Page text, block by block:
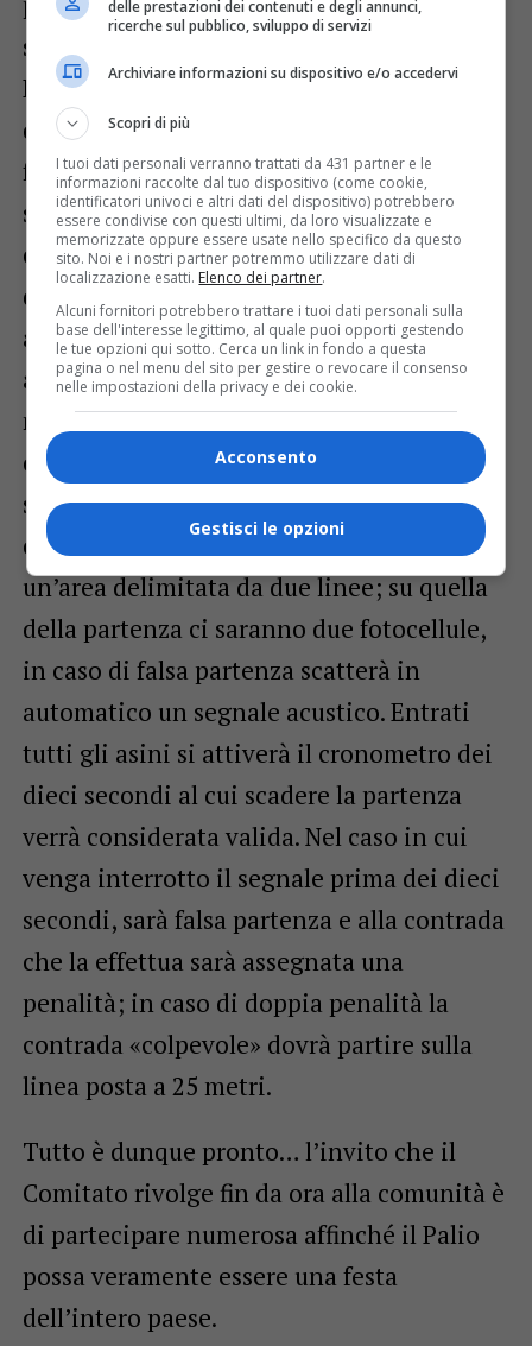
speaker William Bonandin e Daniele
Bovolenta, e dalla benedizione, da parte di
don Ambrogio, di drappo, asini, casacche e
fantini. Intorno alle 17, il via alla corsa che
si disputerà lungo la pista di atletica che
circonda il campo. Si dovranno effettuare
quattro giri del circuito in senso
antiorario. Come vi avevamo già
anticipato qualche tempo fa, quest’anno
non è più previsto l’allineamento al
canapo: la partenza avverrà in groppa,
senza palafrenieri: asini e fantini di ogni
contrada saranno chiamati ad entrare in
un’area delimitata da due linee; su quella
della partenza ci saranno due fotocellule,
in caso di falsa partenza scatterà in
automatico un segnale acustico. Entrati
tutti gli asini si attiverà il cronometro dei
dieci secondi al cui scadere la partenza
verrà considerata valida. Nel caso in cui
venga interrotto il segnale prima dei dieci
secondi, sarà falsa partenza e alla contrada
che la effettua sarà assegnata una
penalità; in caso di doppia penalità la
contrada «colpevole» dovrà partire sulla
linea posta a 25 metri.
Tutto è dunque pronto… l’invito che il
Comitato rivolge fin da ora alla comunità è
di partecipare numerosa affinché il Palio
possa veramente essere una festa
dell’intero paese.
delle prestazioni dei contenuti e degli annunci,
ricerche sul pubblico, sviluppo di servizi
Archiviare informazioni su dispositivo e/o accedervi
Scopri di più
I tuoi dati personali verranno trattati da 431 partner e le
informazioni raccolte dal tuo dispositivo (come cookie,
identificatori univoci e altri dati del dispositivo) potrebbero
essere condivise con questi ultimi, da loro visualizzate e
memorizzate oppure essere usate nello specifico da questo
sito. Noi e i nostri partner potremmo utilizzare dati di
localizzazione esatti. Elenco dei partner.
Alcuni fornitori potrebbero trattare i tuoi dati personali sulla
base dell'interesse legittimo, al quale puoi opporti gestendo
le tue opzioni qui sotto. Cerca un link in fondo a questa
pagina o nel menu del sito per gestire o revocare il consenso
nelle impostazioni della privacy e dei cookie.
Acconsento
Gestisci le opzioni